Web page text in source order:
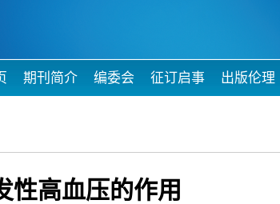
期刊简介 编委会 征订启事 出版伦理
性高血压的作用